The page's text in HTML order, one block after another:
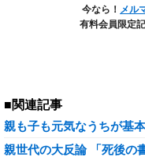
今なら！ メル
有料会員限定
■関連記事
親も子も元気なうちが基
親世代の大反論 「死後の